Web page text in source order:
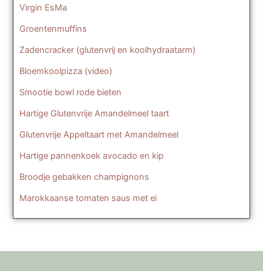
Virgin EsMa
Groentenmuffins
Zadencracker (glutenvrij en koolhydraatarm)
Bloemkoolpizza (video)
Smootie bowl rode bieten
Hartige Glutenvrije Amandelmeel taart
Glutenvrije Appeltaart met Amandelmeel
Hartige pannenkoek avocado en kip
Broodje gebakken champignons
Marokkaanse tomaten saus met ei